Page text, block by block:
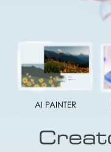
AI PAINTER